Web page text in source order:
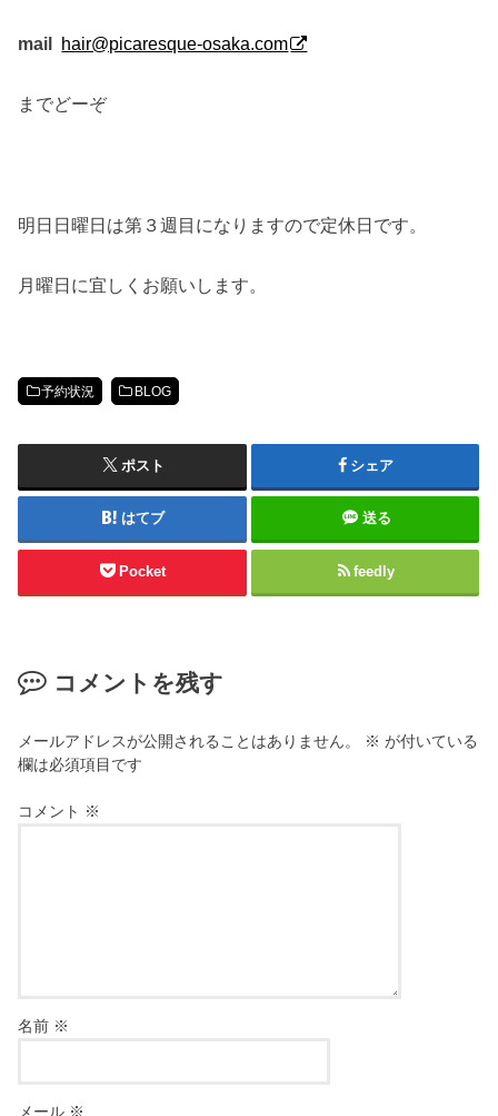
mail hair@picaresque-osaka.com
までどーぞ
明日日曜日は第３週目になりますので定休日です。
月曜日に宜しくお願いします。
予約状況 BLOG
ポスト シェア
はてブ 送る
Pocket feedly
コメントを残す
メールアドレスが公開されることはありません。 ※ が付いている
欄は必須項目です
コメント ※
名前 ※
メール ※